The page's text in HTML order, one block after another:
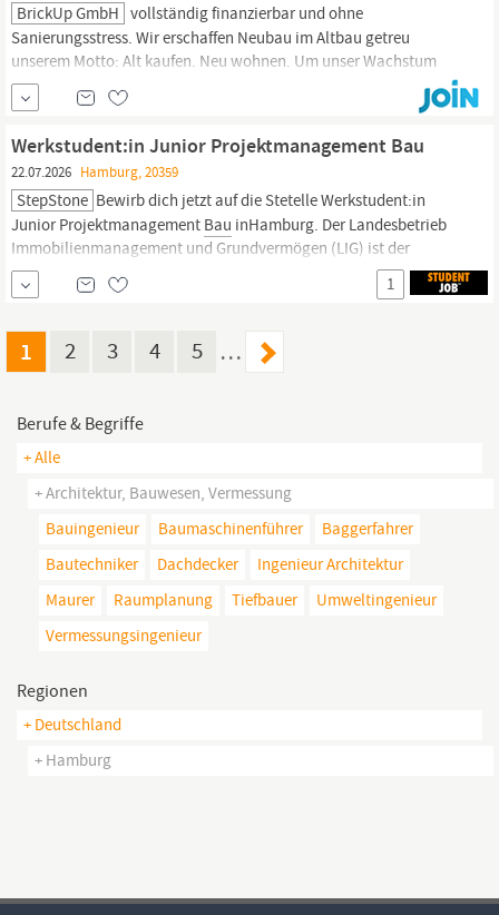
BrickUp GmbH vollständig finanzierbar und ohne
Sanierungsstress. Wir erschaffen Neubau im Altbau getreu
unserem Motto: Alt kaufen. Neu wohnen. Um unser Wachstum
weiter voranzutreiben, suchen wir ab sofort einen erfahrenen
Projekt- & Bauleiter (m/w/d) in
lebenswerte Wohnräume...
Werkstudent:in Junior Projektmanagement Bau
22.07.2026 Hamburg, 20359
StepStone Bewirb dich jetzt auf die Stetelle Werkstudent:in
Junior Projektmanagement Bau inHamburg. Der Landesbetrieb
Immobilienmanagement und Grundvermögen (LIG) ist der
Immobilienmanager der Stadt
Wir erwerben,
verwalten, entwickeln und realisieren Grundstücke und leisten
Stadtentwicklung...
1
1 2 3 4 5 …
Berufe & Begriffe
+ Alle
+ Architektur, Bauwesen, Vermessung
Bauingenieur
Baumaschinenführer
Baggerfahrer
Bautechniker
Dachdecker
Ingenieur Architektur
Maurer
Raumplanung Tiefbauer
Umweltingenieur
Vermessungsingenieur
Regionen
+ Deutschland
+ Hamburg